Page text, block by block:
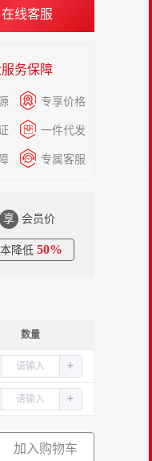
在线客服
务保障
专享价格
一件代发
专属客服
享 会员价
降低 50%
数量
加入购物车